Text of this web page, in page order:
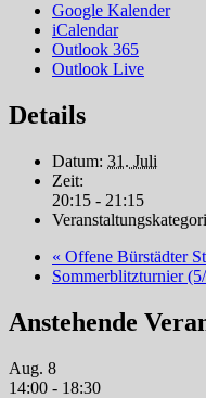
Google Kalender
iCalendar
Outlook 365
Outlook Live
Details
Datum: 31. Juli
Zeit:
20:15 - 21:15
« Offene Bürstädter
Sommerblitzturnier
Anstehende
Aug. 8
14:00 - 18:30